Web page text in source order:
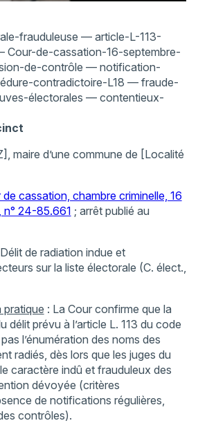
frauduleuse — article-L-113-
de-cassation-16-septembre-
de-contrôle — notification-
contradictoire-L18 — fraude-
électorales — contentieux-
maire d’une commune de [Localité
de cassation, chambre criminelle, 16
n° 24-85.661 ; arrêt publié au
de radiation indue et
sur la liste électorale (C. élect.,
pratique : La Cour confirme que la
délit prévu à l’article L. 113 du code
l’énumération des noms des
radiés, dès lors que les juges du
caractère indû et frauduleux des
dévoyée (critères
de notifications régulières,
contrôles).